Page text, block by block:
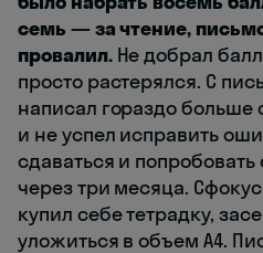
семь — за чтение,
провалил. Не добрал
просто растерялся. С
написал гораздо
и не успел исправить
сдаваться и
через три месяца.
купил себе тетрадку,
уложиться в объем А4.